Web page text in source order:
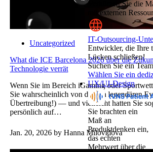
Uncategorized
What die ICE Barcelona 2026 über die
Technologie verrät
Wenn Sie im Bereich iGaming oder
Sie wahrscheinlich von diesem legendären
Übertreibung!) — und vielleicht hatten Sie
persönlich auf…
Jan. 20, 2026 by Hanna Milovidova
Verkürzen Sie die
mit externen
IT-Outsourcing-
Entwickler, die Ihre
Lücken schließen!
Suchen Sie ein
Wählen Sie ein
UX/UI-Design
Sie brachten ein
Maß an
Produktdenken ein,
das echten
Mehrwert über die